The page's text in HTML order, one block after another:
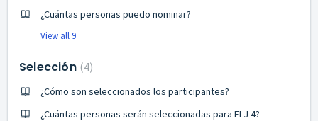
¿Cuántas personas puedo nominar?
View all 9
Selección 4
¿Cómo son seleccionados los participantes?
¿Cuántas personas serán seleccionadas para ELJ 4?